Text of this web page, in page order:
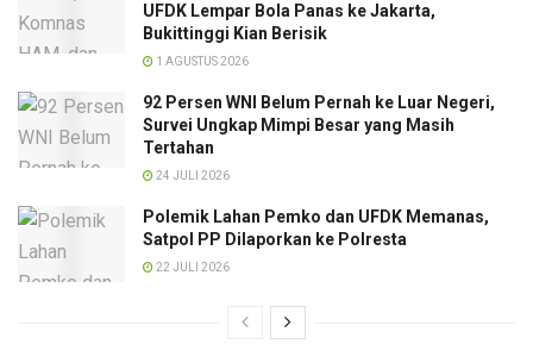
UFDK Lempar Bola Panas ke Jakarta,
Bukittinggi Kian Berisik
1 AGUSTUS 2026
92 Persen WNI Belum Pernah ke Luar Negeri,
Survei Ungkap Mimpi Besar yang Masih
Tertahan
24 JULI 2026
Polemik Lahan Pemko dan UFDK Memanas,
Satpol PP Dilaporkan ke Polresta
22 JULI 2026